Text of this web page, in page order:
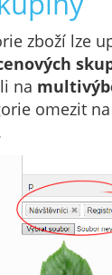
zboží lze
na
omezit